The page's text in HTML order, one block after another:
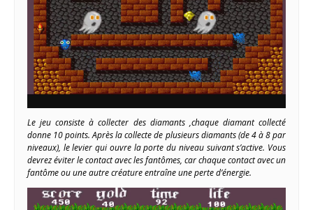
Le jeu consiste à collecter des diamants ,chaque diamant collecté
donne 10 points. Après la collecte de plusieurs diamants (de 4 à 8 par
niveaux), le levier qui ouvre la porte du niveau suivant s’active. Vous
devrez éviter le contact avec les fantômes, car chaque contact avec un
fantôme ou une autre créature entraîne une perte d’énergie.